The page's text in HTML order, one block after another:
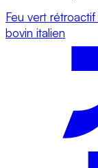
Feu vert
bovin italien